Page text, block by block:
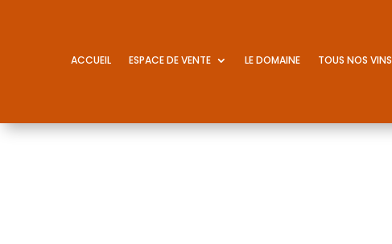
ACCUEIL ESPACE DE VENTE LE DOMAINE TOUS NOS VINS